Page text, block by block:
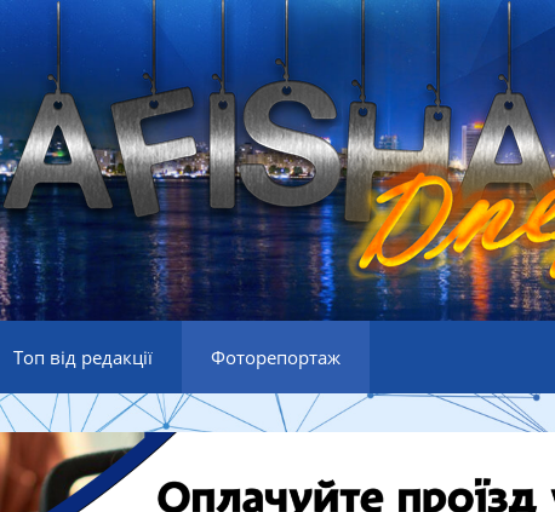
Топ від редакції Фоторепортаж